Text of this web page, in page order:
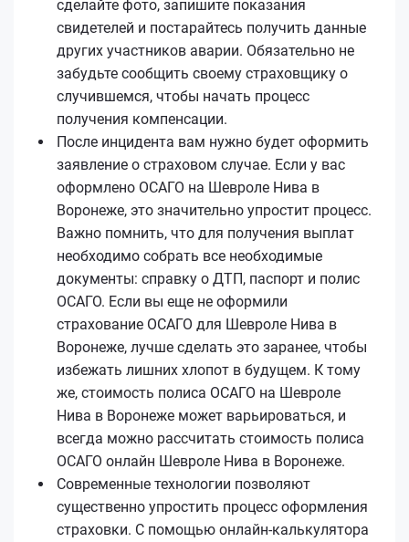
сделайте фото, запишите показания
свидетелей и постарайтесь получить данные
других участников аварии. Обязательно не
забудьте сообщить своему страховщику о
случившемся, чтобы начать процесс
получения компенсации.
После инцидента вам нужно будет оформить
заявление о страховом случае. Если у вас
оформлено ОСАГО на Шевроле Нива в
Воронеже, это значительно упростит процесс.
Важно помнить, что для получения выплат
необходимо собрать все необходимые
документы: справку о ДТП, паспорт и полис
ОСАГО. Если вы еще не оформили
страхование ОСАГО для Шевроле Нива в
Воронеже, лучше сделать это заранее, чтобы
избежать лишних хлопот в будущем. К тому
же, стоимость полиса ОСАГО на Шевроле
Нива в Воронеже может варьироваться, и
всегда можно рассчитать стоимость полиса
ОСАГО онлайн Шевроле Нива в Воронеже.
Современные технологии позволяют
существенно упростить процесс оформления
страховки. С помощью онлайн-калькулятора